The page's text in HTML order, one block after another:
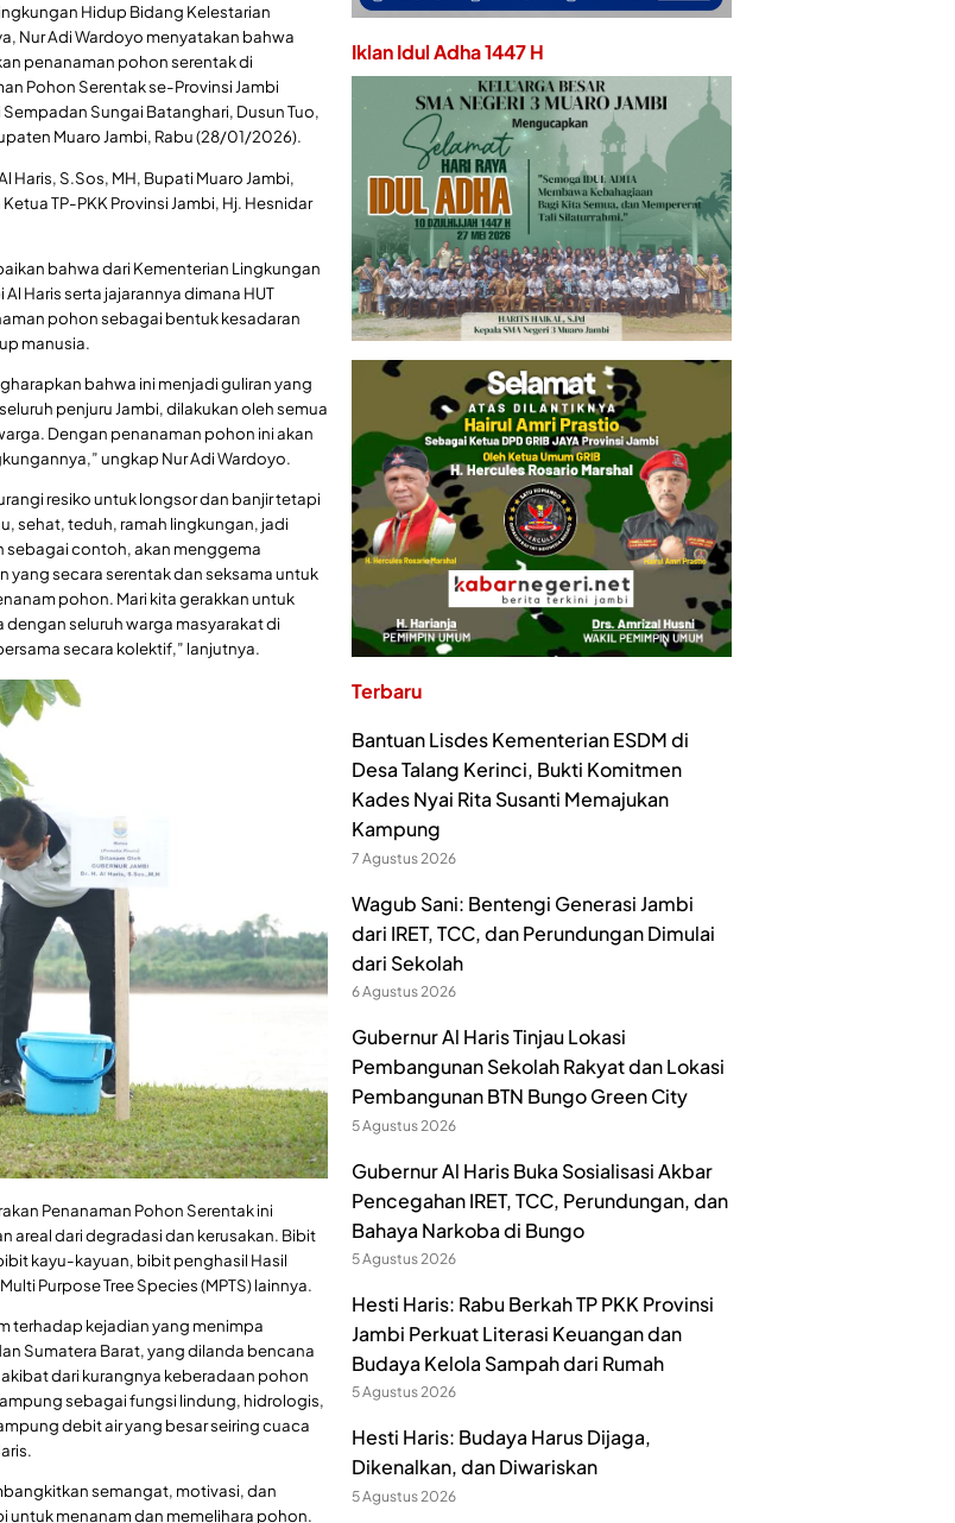
Hidup Bidang Kelestarian
Nur Adi Wardoyo menyatakan bahwa
penanaman pohon serentak di
Pohon Serentak se-Provinsi Jambi
Sungai Batanghari, Dusun Tuo,
Muaro Jambi, Rabu (28/01/2026).
Haris, S.Sos, MH, Bupati Muaro Jambi,
TP-PKK Provinsi Jambi, Hj. Hesnidar
bahwa dari Kementerian Lingkungan
Haris serta jajarannya dimana HUT
pohon sebagai bentuk kesadaran
manusia.
bahwa ini menjadi guliran yang
penjuru Jambi, dilakukan oleh semua
Dengan penanaman pohon ini akan
ungkap Nur Adi Wardoyo.
resiko untuk longsor dan banjir tetapi
sehat, teduh, ramah lingkungan, jadi
sebagai contoh, akan menggema
yang secara serentak dan seksama untuk
pohon. Mari kita gerakkan untuk
seluruh warga masyarakat di
secara kolektif,” lanjutnya.
Penanaman Pohon Serentak ini
areal dari degradasi dan kerusakan. Bibit
kayu-kayuan, bibit penghasil Hasil
Purpose Tree Species (MPTS) lainnya.
terhadap kejadian yang menimpa
Sumatera Barat, yang dilanda bencana
dari kurangnya keberadaan pohon
sebagai fungsi lindung, hidrologis,
debit air yang besar seiring cuaca
semangat, motivasi, dan
untuk menanam dan memelihara pohon.
Iklan Idul Adha 1447 H
Terbaru
Bantuan Lisdes Kementerian ESDM di
Desa Talang Kerinci, Bukti Komitmen
Kades Nyai Rita Susanti Memajukan
Kampung
7 Agustus 2026
Wagub Sani: Bentengi Generasi Jambi
dari IRET, TCC, dan Perundungan Dimulai
dari Sekolah
6 Agustus 2026
Gubernur Al Haris Tinjau Lokasi
Pembangunan Sekolah Rakyat dan Lokasi
Pembangunan BTN Bungo Green City
5 Agustus 2026
Gubernur Al Haris Buka Sosialisasi Akbar
Pencegahan IRET, TCC, Perundungan, dan
Bahaya Narkoba di Bungo
5 Agustus 2026
Hesti Haris: Rabu Berkah TP PKK Provinsi
Jambi Perkuat Literasi Keuangan dan
Budaya Kelola Sampah dari Rumah
5 Agustus 2026
Hesti Haris: Budaya Harus Dijaga,
Dikenalkan, dan Diwariskan
5 Agustus 2026